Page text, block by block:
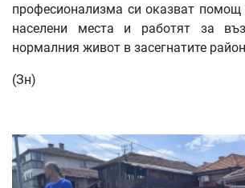
професионализма си оказват помощ
населени места и работят за
нормалния живот в засегнатите
(Зн)